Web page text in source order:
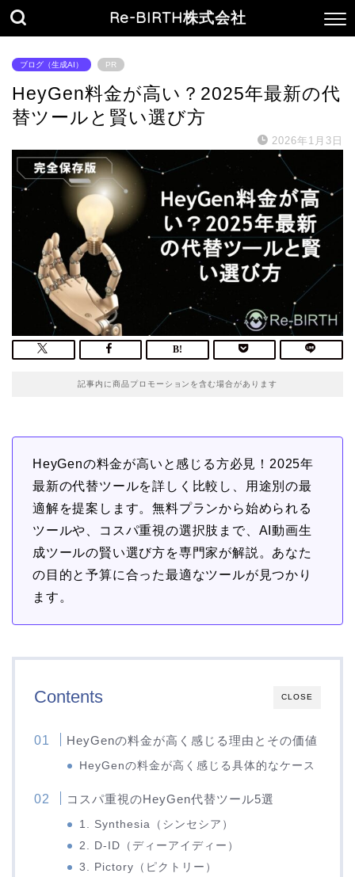
Re-BIRTH株式会社
ブログ（生成AI） PR
HeyGen料金が高い？2025年最新の代
替ツールと賢い選び方
2026年1月3日
記事内に商品プロモーションを含む場合があります
HeyGenの料金が高いと感じる方必見！2025年
最新の代替ツールを詳しく比較し、用途別の最
適解を提案します。無料プランから始められる
ツールや、コスパ重視の選択肢まで、AI動画生
成ツールの賢い選び方を専門家が解説。あなた
の目的と予算に合った最適なツールが見つかり
ます。
CLOSE
Contents
HeyGenの料金が高く感じる理由とその価値
HeyGenの料金が高く感じる具体的なケース
コスパ重視のHeyGen代替ツール5選
1. Synthesia（シンセシア）
2. D-ID（ディーアイディー）
3. Pictory（ピクトリー）